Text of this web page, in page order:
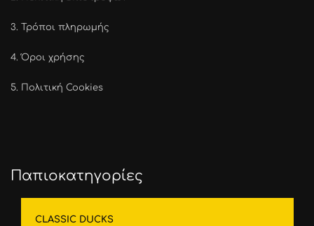
3. Τρόποι πληρωμής
4.Όροι χρήσης
5. Πολιτική Cookies
Παπιοκατηγορίες
CLASSIC DUCKS